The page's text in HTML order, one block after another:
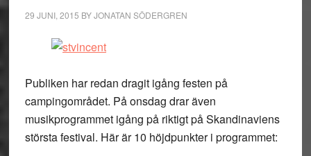
29 JUNI, 2015 BYJONATAN SÖDERGREN
Publiken har redan dragit igång festen på
campingområdet. På onsdag drar även
musikprogrammet igång på riktigt på Skandinaviens
största festival. Här är 10 höjdpunkter i programmet: